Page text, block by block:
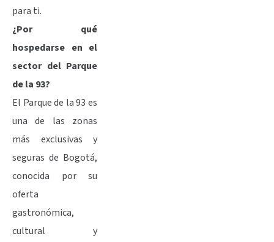
para ti.
¿Por qué
hospedarse en el
sector del Parque
de la 93?
El Parque de la 93 es
una de las zonas
más exclusivas y
seguras de Bogotá,
conocida por su
oferta
gastronómica,
cultural y